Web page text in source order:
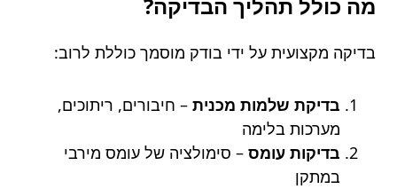
מה כולל תהליך הבדיקה?
בדיקה מקצועית על ידי בודק מוסמך כוללת לרוב:
בדיקת שלמות מכנית – חיבורים, ריתוכים,
מערכות בלימה
בדיקות עומס – סימולציה של עומס מירבי
במתקן